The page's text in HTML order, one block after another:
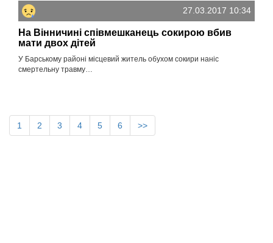
27.03.2017 10:34
На Вінничині співмешканець сокирою вбив
мати двох дітей
У Барському районі місцевий житель обухом сокири наніс
смертельну травму…
1 2 3 4 5 6 >>